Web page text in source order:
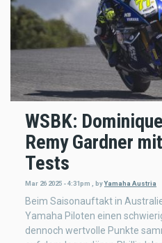
WSBK:
Remy Gardner
Tests
Mar 26 2025 - 4:31pm byYamaha Austria
Beim Saisonauftakt in
Yamaha Piloten einen
dennoch wertvolle Punkte